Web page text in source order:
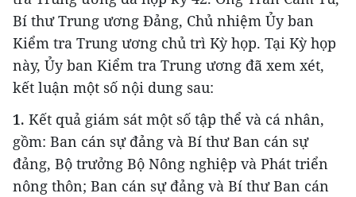
Bí thư Trung ương Đảng, Chủ nhiệm Ủy ban
Kiểm tra Trung ương chủ trì Kỳ họp. Tại Kỳ họp
này, Ủy ban Kiểm tra Trung ương đã xem xét,
kết luận một số nội dung sau:
1. Kết quả giám sát một số tập thể và cá nhân,
gồm: Ban cán sự đảng và Bí thư Ban cán sự
đảng, Bộ trưởng Bộ Nông nghiệp và Phát triển
nông thôn; Ban cán sự đảng và Bí thư Ban cán